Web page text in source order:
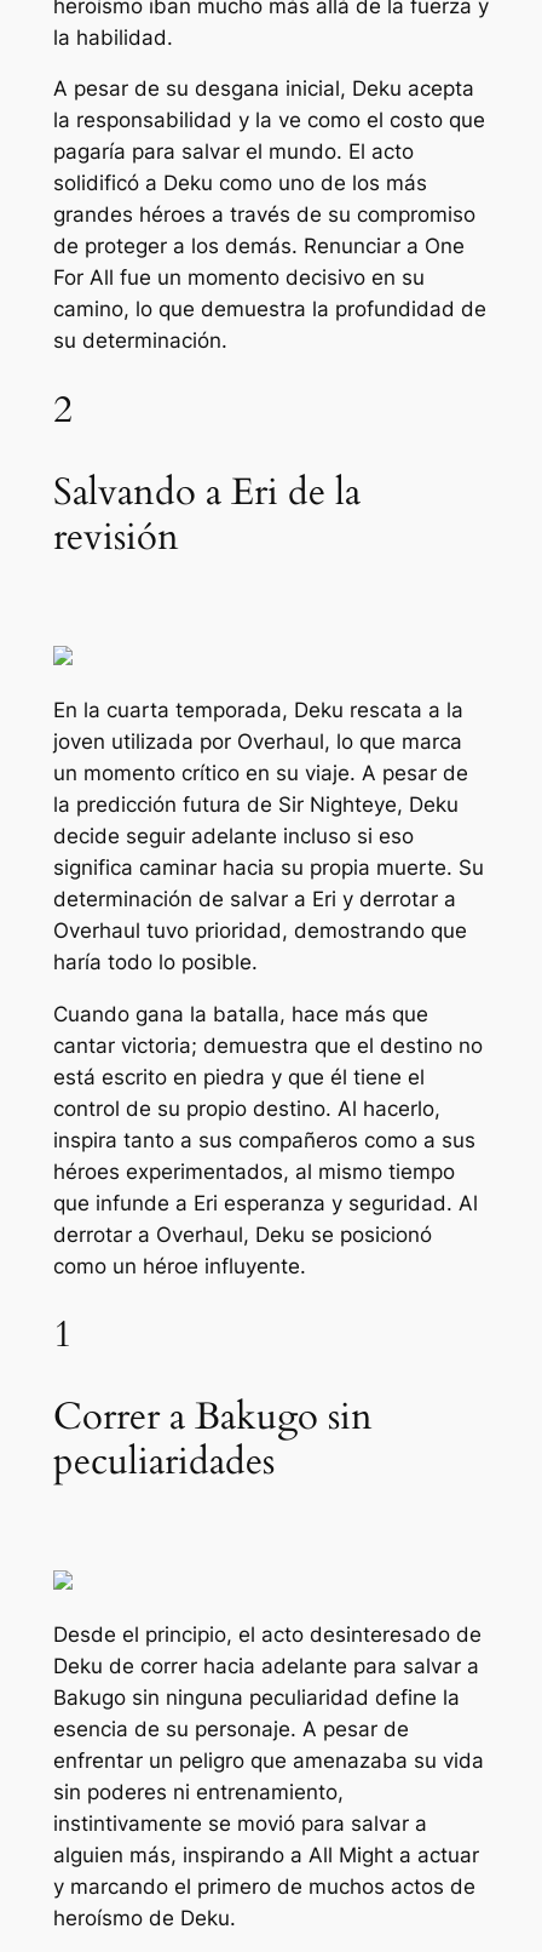
heroísmo iban mucho más allá de la fuerza y
​​la habilidad.
A pesar de su desgana inicial, Deku acepta
la responsabilidad y la ve como el costo que
pagaría para salvar el mundo. El acto
solidificó a Deku como uno de los más
grandes héroes a través de su compromiso
de proteger a los demás. Renunciar a One
For All fue un momento decisivo en su
camino, lo que demuestra la profundidad de
su determinación.
2
Salvando a Eri de la
revisión
En la cuarta temporada, Deku rescata a la
joven utilizada por Overhaul, lo que marca
un momento crítico en su viaje. A pesar de
la predicción futura de Sir Nighteye, Deku
decide seguir adelante incluso si eso
significa caminar hacia su propia muerte. Su
determinación de salvar a Eri y derrotar a
Overhaul tuvo prioridad, demostrando que
haría todo lo posible.
Cuando gana la batalla, hace más que
cantar victoria; demuestra que el destino no
está escrito en piedra y que él tiene el
control de su propio destino. Al hacerlo,
inspira tanto a sus compañeros como a sus
héroes experimentados, al mismo tiempo
que infunde a Eri esperanza y seguridad. Al
derrotar a Overhaul, Deku se posicionó
como un héroe influyente.
1
Correr a Bakugo sin
peculiaridades
Desde el principio, el acto desinteresado de
Deku de correr hacia adelante para salvar a
Bakugo sin ninguna peculiaridad define la
esencia de su personaje. A pesar de
enfrentar un peligro que amenazaba su vida
sin poderes ni entrenamiento,
instintivamente se movió para salvar a
alguien más, inspirando a All Might a actuar
y marcando el primero de muchos actos de
heroísmo de Deku.